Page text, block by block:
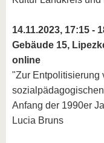
14.11.2023, 17:15 -
Gebäude 15,
online
"Zur Entpolitisierung
Anfang der 1990er
Lucia Bruns